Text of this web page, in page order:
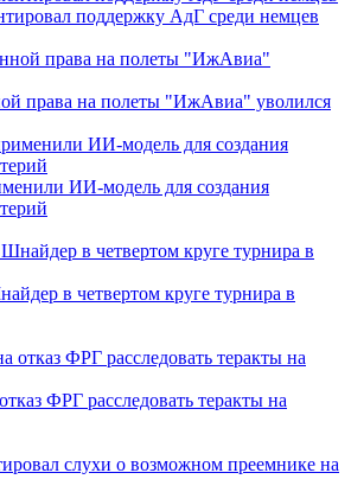
поддержку АдГ среди немцев
права на полеты "ИжАвиа" уволился
ИИ-модель для создания
в четвертом круге турнира в
ФРГ расследовать теракты на